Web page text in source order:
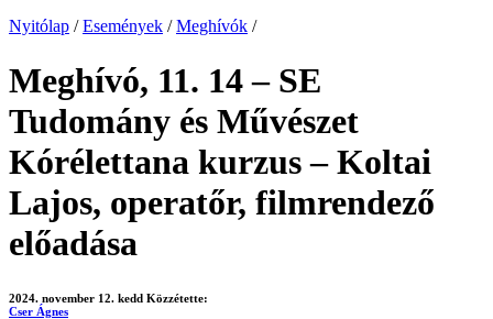
Nyitólap / Események / Meghívók /
Meghívó, 11. 14 – SE
Tudomány és Művészet
Kórélettana kurzus – Koltai
Lajos, operatőr, filmrendező
előadása
2024. november 12. kedd Közzétette:
Cser Ágnes